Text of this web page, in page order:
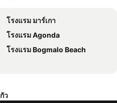
โรงแรม มัลดีฟส์
โรงแรม มาเก๊า
โรงแรม เกาะลังกาวี
โรงแรม ไซปรัส
โรงแรม มาร์เกา
โรงแรม Agonda
โรงแรม Bogmalo Beach
กัว